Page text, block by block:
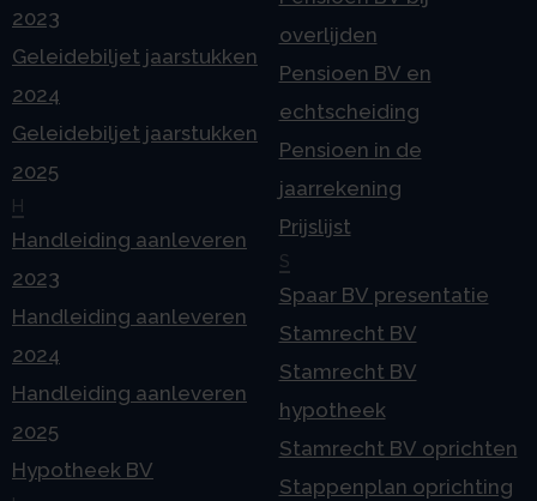
2023
Geleidebiljet jaarstukken
2024
Geleidebiljet jaarstukken
2025
H
Handleiding aanleveren
2023
Handleiding aanleveren
2024
Handleiding aanleveren
2025
Hypotheek BV
overlijden
Pensioen BV en
echtscheiding
Pensioen in de
jaarrekening
Prijslijst
S
Spaar BV presentatie
Stamrecht BV
Stamrecht BV
hypotheek
Stamrecht BV oprichten
Stappenplan oprichting